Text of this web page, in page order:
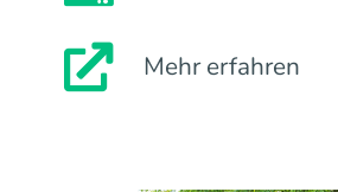
Mehr erfahren